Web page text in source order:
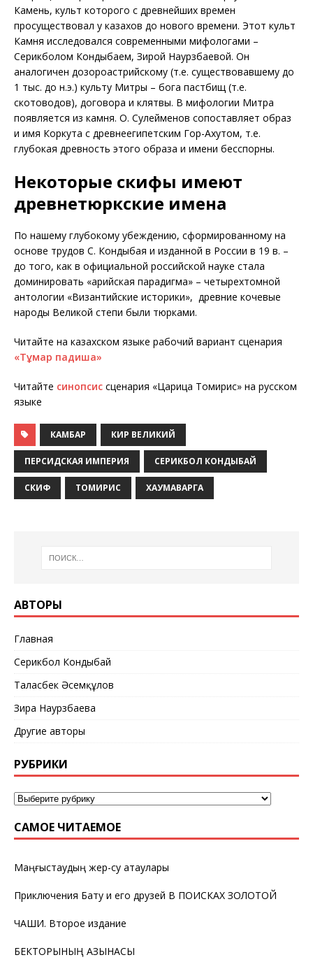
Камень, культ которого с древнейших времен
просуществовал у казахов до нового времени. Этот культ
Камня исследовался современными мифологами –
Серикболом Кондыбаем, Зирой Наурзбаевой. Он
аналогичен дозороастрийскому (т.е. существовавшему до
1 тыс. до н.э.) культу Митры – бога пастбищ (т.е.
скотоводов), договора и клятвы. В мифологии Митра
появляется из камня. О. Сулейменов сопоставляет образ
и имя Коркута с древнеегипетским Гор-Ахутом, т.е.
глубокая древность этого образа и имени бесспорны.
Некоторые скифы имеют
древнетюркские имена
По нашему глубокому убеждению, сформированному на
основе трудов С. Кондыбая и изданной в России в 19 в. –
до того, как в официальной российской науке стала
доминировать «арийская парадигма» – четырехтомной
антологии «Византийские историки», древние кочевые
народы Великой степи были тюрками.
Читайте на казахском языке рабочий вариант сценария
«Тұмар падиша»
Читайте синопсис сценария «Царица Томирис» на русском
языке
КАМБАР КИР ВЕЛИКИЙ
ПЕРСИДСКАЯ ИМПЕРИЯ СЕРИКБОЛ КОНДЫБАЙ
СКИФ ТОМИРИС ХАУМАВАРГА
АВТОРЫ
Главная
Серикбол Кондыбай
Таласбек Әсемқұлов
Зира Наурзбаева
Другие авторы
РУБРИКИ
САМОЕ ЧИТАЕМОЕ
Маңғыстаудың жер-су атаулары
Приключения Бату и его друзей В ПОИСКАХ ЗОЛОТОЙ
ЧАШИ. Второе издание
БЕКТОРЫНЫҢ ҚАЗЫНАСЫ